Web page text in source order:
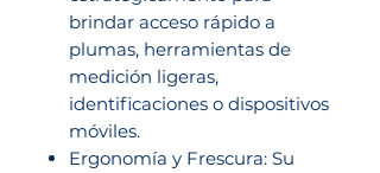
brindar acceso rápido a
plumas, herramientas de
medición ligeras,
identificaciones o dispositivos
móviles.
Ergonomía y Frescura: Su